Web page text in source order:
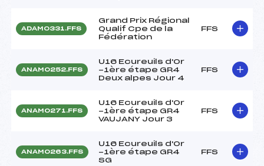
ADAM0331.FFS
Grand Prix Régional
Qualif Cpe de la
Fédération
FFS
ANAM0252.FFS
U16 Ecureuils d'Or
-1ère étape GR4
Deux alpes Jour 4
FFS
ANAM0271.FFS
U16 Ecureuils d'Or
-1ère étape GR4
VAUJANY Jour 3
FFS
ANAM0263.FFS
U16 Ecureuils d'Or
-1ère étape GR4
SG
FFS